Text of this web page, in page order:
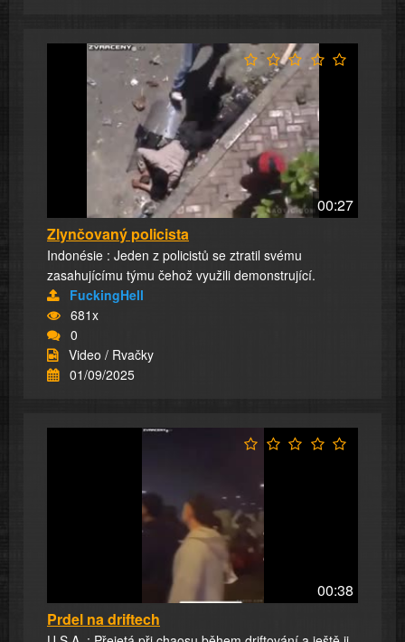
00:27
Zlynčovaný policista
Indonésie : Jeden z policistů se ztratil svému
zasahujícímu týmu čehož využili demonstrující.
FuckingHell
681x
0
Video / Rvačky
01/09/2025
00:38
Prdel na driftech